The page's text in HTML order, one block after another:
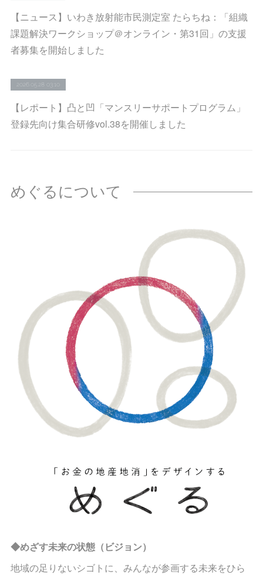
【ニュース】いわき放射能市民測定室 たらちね：「組織
課題解決ワークショップ＠オンライン・第31回」の支援
者募集を開始しました
2026.05.28 03:10
【レポート】凸と凹「マンスリーサポートプログラム」
登録先向け集合研修vol.38を開催しました
めぐるについて
◆めざす未来の状態（ビジョン）
地域の足りないシゴトに、みんなが参画する未来をひら